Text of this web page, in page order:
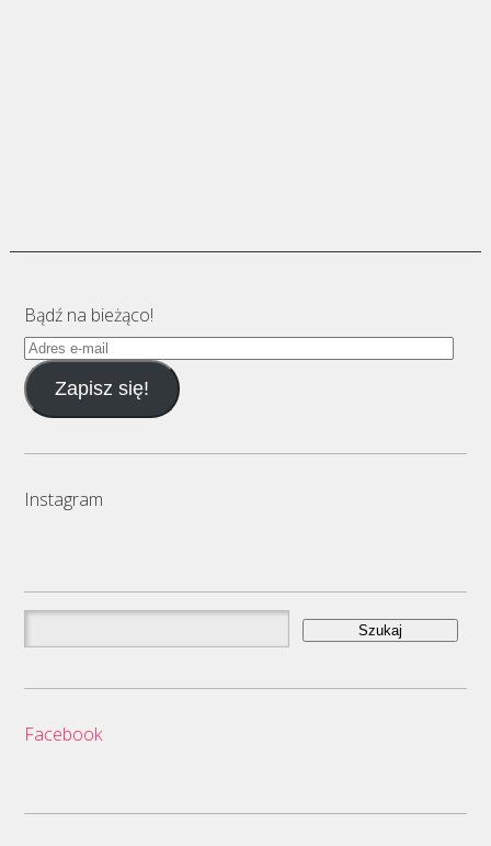
Bądź na bieżąco!
Adres
e-
mailZapisz się!
Instagram
Szukaj:
Facebook